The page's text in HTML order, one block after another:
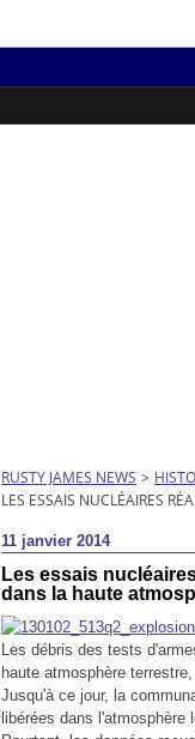
RUSTY JAMES NEWS >
LES ESSAIS NUCLÉAIRES
11 janvier 2014
Les essais
dans la haute
Les débris des tests
haute atmosphère
Jusqu'à ce jour, la
libérées dans